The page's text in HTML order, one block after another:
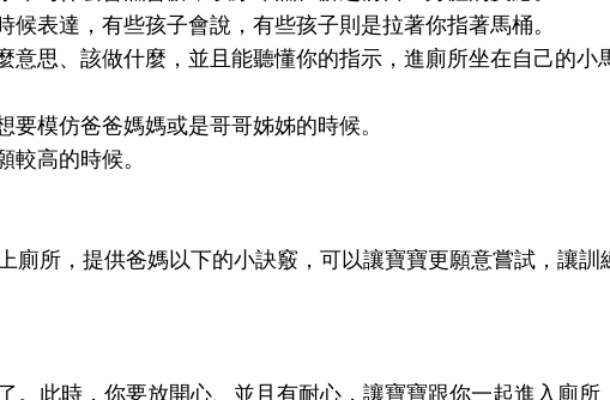
表達，有些孩子會說，有些孩子則是拉著你指著馬桶。
意思、該做什麼，並且能聽懂你的指示，進廁所坐在自己的小
模仿爸爸媽媽或是哥哥姊姊的時候。
高的時候。
廁所，提供爸媽以下的小訣竅，可以讓寶寶更願意嘗試，讓訓
。此時，你要放開心、並且有耐心，讓寶寶跟你一起進入廁所